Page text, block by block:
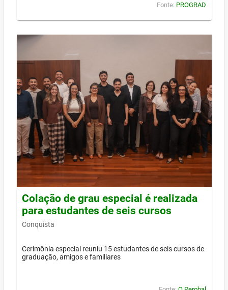
Fonte: PROGRAD
Colação de grau especial é realizada
para estudantes de seis cursos
Conquista
Cerimônia especial reuniu 15 estudantes de seis cursos de
graduação, amigos e familiares